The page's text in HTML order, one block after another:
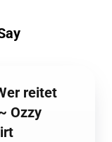
reitet
Ozzy